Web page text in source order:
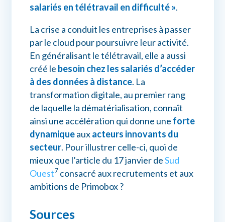
salariés en télétravail en difficulté ».
La crise a conduit les entreprises à passer
par le cloud pour poursuivre leur activité.
En généralisant le télétravail, elle a aussi
créé le besoin chez les salariés d’accéder
à des données à distance. La
transformation digitale, au premier rang
de laquelle la dématérialisation, connaît
ainsi une accélération qui donne une forte
dynamiqueauxacteurs innovants du
secteur. Pour illustrer celle-ci, quoi de
mieux que l’article du 17 janvier deSud
Ouest7 consacré aux recrutements et aux
ambitions de Primobox ?
Sources